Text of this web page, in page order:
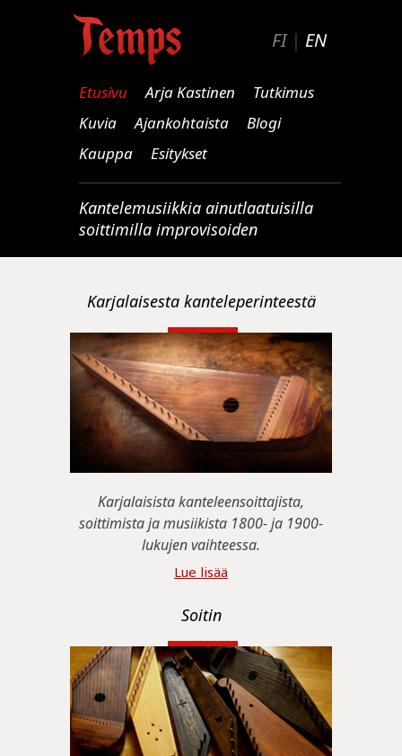
FI| EN
Etusivu Arja Kastinen
Tutkimus
Kuvia
Ajankohtaista
Blogi
Kauppa
Esitykset
Kantelemusiikkia ainutlaatuisilla
soittimilla improvisoiden
Karjalaisesta kanteleperinteestä
Karjalaisista kanteleensoittajista,
soittimista ja musiikista 1800- ja 1900-
lukujen vaihteessa.
Lue lisää
Soitin